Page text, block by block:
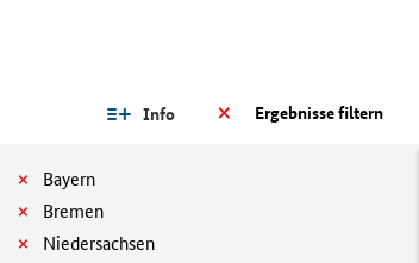
Ergebnisse filtern
Info
Bayern
Bremen
Niedersachsen